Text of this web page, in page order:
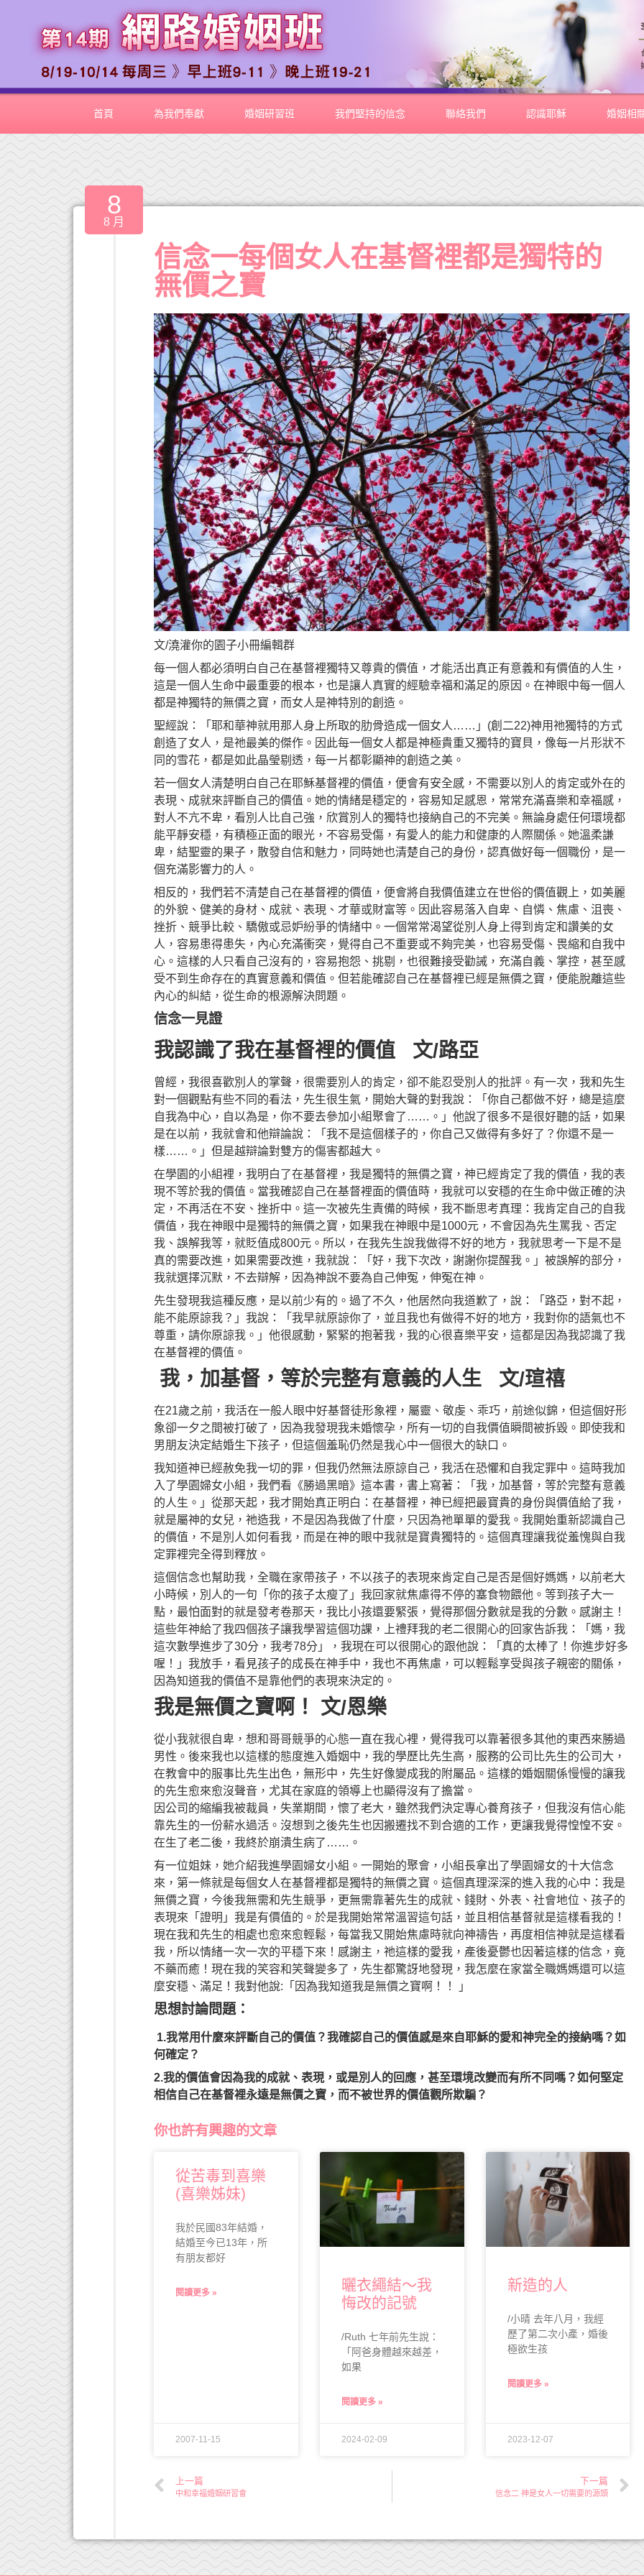
首頁 為我們奉獻 婚姻研習班 我們堅持的信念 聯絡我們 認識耶穌 婚姻相
8
8 月
信念一每個女人在基督裡都是獨特的
無價之寶
文/澆灌你的園子小冊編輯群
每一個人都必須明白自己在基督裡獨特又尊貴的價值，才能活出真正有意義和有價值的人生，
這是一個人生命中最重要的根本，也是讓人真實的經驗幸福和滿足的原因。在神眼中每一個人
都是神獨特的無價之寶，而女人是神特別的創造。
聖經說：「耶和華神就用那人身上所取的肋骨造成一個女人……」(創二22)神用祂獨特的方式
創造了女人，是祂最美的傑作。因此每一個女人都是神極貴重又獨特的寶貝，像每一片形狀不
同的雪花，都是如此晶瑩剔透，每一片都彰顯神的創造之美。
若一個女人清楚明白自己在耶穌基督裡的價值，便會有安全感，不需要以別人的肯定或外在的
表現、成就來評斷自己的價值。她的情緒是穩定的，容易知足感恩，常常充滿喜樂和幸福感，
對人不亢不卑，看別人比自己強，欣賞別人的獨特也接納自己的不完美。無論身處任何環境都
能平靜安穩，有積極正面的眼光，不容易受傷，有愛人的能力和健康的人際關係。她溫柔謙
卑，結聖靈的果子，散發自信和魅力，同時她也清楚自己的身份，認真做好每一個職份，是一
個充滿影響力的人。
相反的，我們若不清楚自己在基督裡的價值，便會將自我價值建立在世俗的價值觀上，如美麗
的外貌、健美的身材、成就、表現、才華或財富等。因此容易落入自卑、自憐、焦慮、沮喪、
挫折、競爭比較、驕傲或忌妒紛爭的情緒中。一個常常渴望從別人身上得到肯定和讚美的女
人，容易患得患失，內心充滿衝突，覺得自己不重要或不夠完美，也容易受傷、畏縮和自我中
心。這樣的人只看自己沒有的，容易抱怨、挑剔，也很難接受勸誡，充滿自義、掌控，甚至感
受不到生命存在的真實意義和價值。但若能確認自己在基督裡已經是無價之寶，便能脫離這些
內心的糾結，從生命的根源解決問題。
信念一見證
我認識了我在基督裡的價值 文/路亞
曾經，我很喜歡別人的掌聲，很需要別人的肯定，卻不能忍受別人的批評。有一次，我和先生
對一個觀點有些不同的看法，先生很生氣，開始大聲的對我說：「你自己都做不好，總是這麼
自我為中心，自以為是，你不要去參加小組聚會了……。」他說了很多不是很好聽的話，如果
是在以前，我就會和他辯論說：「我不是這個樣子的，你自己又做得有多好了？你還不是一
樣……。」但是越辯論對雙方的傷害都越大。
在學園的小組裡，我明白了在基督裡，我是獨特的無價之寶，神已經肯定了我的價值，我的表
現不等於我的價值。當我確認自己在基督裡面的價值時，我就可以安穩的在生命中做正確的決
定，不再活在不安、挫折中。這一次被先生責備的時候，我不斷思考真理：我肯定自己的自我
價值，我在神眼中是獨特的無價之寶，如果我在神眼中是1000元，不會因為先生罵我、否定
我、誤解我等，就貶值成800元。所以，在我先生說我做得不好的地方，我就思考一下是不是
真的需要改進，如果需要改進，我就說：「好，我下次改，謝謝你提醒我。」被誤解的部分，
我就選擇沉默，不去辯解，因為神說不要為自己伸冤，伸冤在神。
先生發現我這種反應，是以前少有的。過了不久，他居然向我道歉了，說：「路亞，對不起，
能不能原諒我？」我說：「我早就原諒你了，並且我也有做得不好的地方，我對你的語氣也不
尊重，請你原諒我。」他很感動，緊緊的抱著我，我的心很喜樂平安，這都是因為我認識了我
在基督裡的價值。
我，加基督，等於完整有意義的人生 文/瑄禧
在21歲之前，我活在一般人眼中好基督徒形象裡，屬靈、敬虔、乖巧，前途似錦，但這個好形
象卻一夕之間被打破了，因為我發現我未婚懷孕，所有一切的自我價值瞬間被拆毀。即使我和
男朋友決定結婚生下孩子，但這個羞恥仍然是我心中一個很大的缺口。
我知道神已經赦免我一切的罪，但我仍然無法原諒自己，我活在恐懼和自我定罪中。這時我加
入了學園婦女小組，我們看《勝過黑暗》這本書，書上寫著：「我，加基督，等於完整有意義
的人生。」從那天起，我才開始真正明白：在基督裡，神已經把最寶貴的身份與價值給了我，
就是屬神的女兒，祂造我，不是因為我做了什麼，只因為祂單單的愛我。我開始重新認識自己
的價值，不是別人如何看我，而是在神的眼中我就是寶貴獨特的。這個真理讓我從羞愧與自我
定罪裡完全得到釋放。
這個信念也幫助我，全職在家帶孩子，不以孩子的表現來肯定自己是否是個好媽媽，以前老大
小時候，別人的一句「你的孩子太瘦了」我回家就焦慮得不停的塞食物餵他。等到孩子大一
點，最怕面對的就是發考卷那天，我比小孩還要緊張，覺得那個分數就是我的分數。感謝主！
這些年神給了我四個孩子讓我學習這個功課，上禮拜我的老二很開心的回家告訴我：「媽，我
這次數學進步了30分，我考78分」，我現在可以很開心的跟他說：「真的太棒了！你進步好多
喔！」我放手，看見孩子的成長在神手中，我也不再焦慮，可以輕鬆享受與孩子親密的關係，
因為知道我的價值不是靠他們的表現來決定的。
我是無價之寶啊！ 文/恩樂
從小我就很自卑，想和哥哥競爭的心態一直在我心裡，覺得我可以靠著很多其他的東西來勝過
男性。後來我也以這樣的態度進入婚姻中，我的學歷比先生高，服務的公司比先生的公司大，
在教會中的服事比先生出色，無形中，先生好像變成我的附屬品。這樣的婚姻關係慢慢的讓我
的先生愈來愈沒聲音，尤其在家庭的領導上也顯得沒有了擔當。
因公司的縮編我被裁員，失業期間，懷了老大，雖然我們決定專心養育孩子，但我沒有信心能
靠先生的一份薪水過活。沒想到之後先生也因搬遷找不到合適的工作，更讓我覺得惶惶不安。
在生了老二後，我終於崩潰生病了……。
有一位姐妹，她介紹我進學園婦女小組。一開始的聚會，小組長拿出了學園婦女的十大信念
來，第一條就是每個女人在基督裡都是獨特的無價之寶。這個真理深深的進入我的心中：我是
無價之寶，今後我無需和先生競爭，更無需靠著先生的成就、錢財、外表、社會地位、孩子的
表現來「證明」我是有價值的。於是我開始常常溫習這句話，並且相信基督就是這樣看我的！
現在我和先生的相處也愈來愈輕鬆，每當我又開始焦慮時就向神禱告，再度相信神就是這樣看
我，所以情緒一次一次的平穩下來！感謝主，祂這樣的愛我，產後憂鬱也因著這樣的信念，竟
不藥而癒！現在我的笑容和笑聲變多了，先生都驚訝地發現，我怎麼在家當全職媽媽還可以這
麼安穩、滿足！我對他說:「因為我知道我是無價之寶啊！！ 」
思想討論問題：
1.我常用什麼來評斷自己的價值？我確認自己的價值感是來自耶穌的愛和神完全的接納嗎？如
何確定？
2.我的價值會因為我的成就、表現，或是別人的回應，甚至環境改變而有所不同嗎？如何堅定
相信自己在基督裡永遠是無價之寶，而不被世界的價值觀所欺騙？
你也許有興趣的文章
從苦毒到喜樂
(喜樂姊妹)
我於民國83年結婚，
結婚至今已13年，所
有朋友都好
閱讀更多 »
2007-11-15
曬衣繩結～我
悔改的記號
/Ruth 七年前先生說：
「阿爸身體越來越差，
如果
閱讀更多 »
2024-02-09
新造的人
/小晴 去年八月，我經
歷了第二次小產，婚後
極欲生孩
閱讀更多 »
2023-12-07
上一篇
中和幸福婚姻研習會
下一篇
信念二 神是女人一切需要的源頭